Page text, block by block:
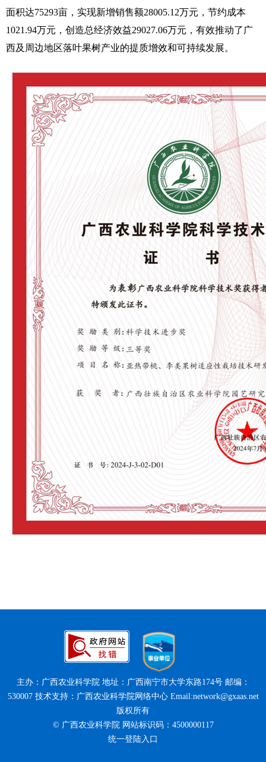
面积达75293亩，实现新增销售额28005.12万元，节约成本
1021.94万元，创造总经济效益29027.06万元，有效推动了广
西及周边地区落叶果树产业的提质增效和可持续发展。
主办：广西农业科学院 地址：广西南宁市大学东路174号 邮编：
530007 技术支持：广西农业科学院网络中心 Email:network@gxaas.net
版权所有
© 广西农业科学院 网站标识码：4500000117
统一登陆入口